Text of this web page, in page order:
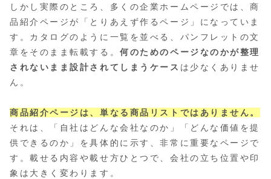
しかし実際のところ、多くの企業ホームページでは、商
品紹介ページが「とりあえず作るページ」になっていま
す。カタログのように一覧を並べる、パンフレットの文
章をそのまま転載する。何のためのページなのかが整理
されないまま設計されてしまうケース は少なくありませ
ん。
商品紹介ページは、単なる商品リストではありません。
それは、「自社はどんな会社なのか」「どんな価値を提
供できるのか」を具体的に示す、非常に重要なページで
す。載せる内容や載せ方ひとつで、会社の立ち位置や印
象は大きく変わります。